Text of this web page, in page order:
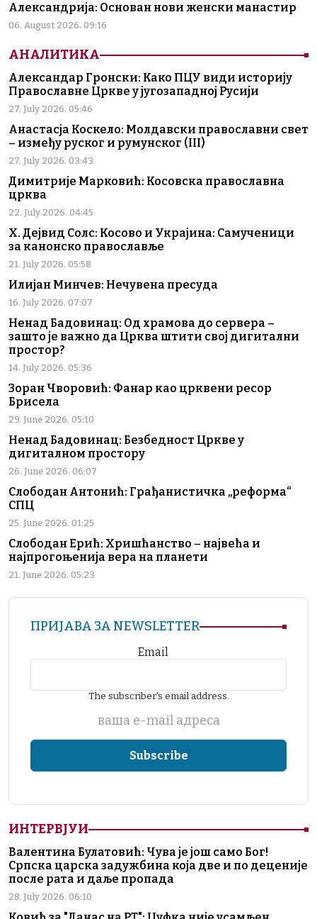
Александрија: Основан нови женски манастир
06. August 2026. 09:16
АНАЛИТИКА
Александар Гронски: Како ПЦУ види историју
Православне Цркве у југозападној Русији
27. July 2026. 05:46
Анастасја Коскело: Молдавски православни свет
– између руског и румунског (III)
27. July 2026. 03:43
Димитрије Марковић: Косовска православна
црква
22. July 2026. 04:45
Х. Дејвид Солс: Косово и Украјина: Самученици
за канонско православље
21. July 2026. 05:58
Илијан Минчев: Нечувена пресуда
16. July 2026. 07:07
Ненад Бадовинац: Од храмова до сервера –
зашто је важно да Црква штити свој дигитални
простор?
14. July 2026. 05:36
Зоран Чворовић: Фанар као црквени ресор
Брисела
29. June 2026. 05:10
Ненад Бадовинац: Безбедност Цркве у
дигиталном простору
26. June 2026. 06:07
Слободан Антонић: Грађанистичка „реформа“
СПЦ
25. June 2026. 01:25
Слободан Ерић: Хришћанство – највећа и
најпрогоњенија вера на планети
21. June 2026. 05:23
ПРИЈАВА ЗА NEWSLETTER
Email
The subscriber's email address.
ваша е-mail адреса
ИНТЕРВЈУИ
Валентина Булатовић: Чува је још само Бог!
Српска царска задужбина која две и по деценије
после рата и даље пропада
28. July 2026. 06:10